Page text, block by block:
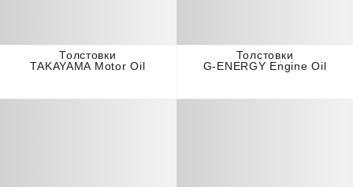
Толстовки
TAKAYAMA Motor Oil
Толстовки
G-ENERGY Engine Oil